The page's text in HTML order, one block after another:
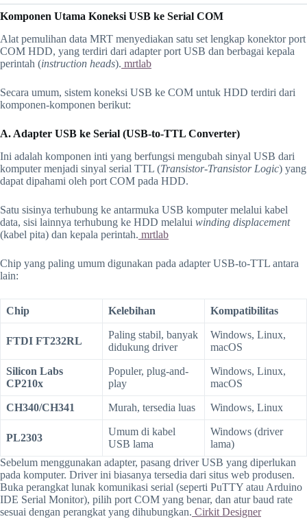
Komponen Utama Koneksi USB ke Serial COM
Alat pemulihan data MRT menyediakan satu set lengkap konektor port
COM HDD, yang terdiri dari adapter port USB dan berbagai kepala
perintah (instruction heads). mrtlab
Secara umum, sistem koneksi USB ke COM untuk HDD terdiri dari
komponen-komponen berikut:
A. Adapter USB ke Serial (USB-to-TTL Converter)
Ini adalah komponen inti yang berfungsi mengubah sinyal USB dari
komputer menjadi sinyal serial TTL (Transistor-Transistor Logic) yang
dapat dipahami oleh port COM pada HDD.
Satu sisinya terhubung ke antarmuka USB komputer melalui kabel
data, sisi lainnya terhubung ke HDD melalui winding displacement
(kabel pita) dan kepala perintah. mrtlab
Chip yang paling umum digunakan pada adapter USB-to-TTL antara
lain:
Chip Kelebihan Kompatibilitas
FTDI FT232RL
Paling stabil, banyak
didukung driver
Windows, Linux,
macOS
Silicon Labs
CP210x
Populer, plug-and-
play
Windows, Linux,
macOS
CH340/CH341 Murah, tersedia luas Windows, Linux
PL2303
Umum di kabel
USB lama
Windows (driver
lama)
Sebelum menggunakan adapter, pasang driver USB yang diperlukan
pada komputer. Driver ini biasanya tersedia dari situs web produsen.
Buka perangkat lunak komunikasi serial (seperti PuTTY atau Arduino
IDE Serial Monitor), pilih port COM yang benar, dan atur baud rate
sesuai dengan perangkat yang dihubungkan. Cirkit Designer